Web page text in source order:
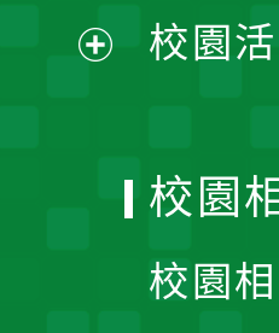
單
校園
校園
校園